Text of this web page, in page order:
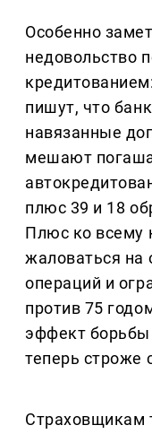
Особенно
недовольство
пишут, что
навязанные
мешают
плюс 39 и 18
Плюс ко всему
жаловаться на
операций и
против 75
эффект
теперь строже
Страховщикам